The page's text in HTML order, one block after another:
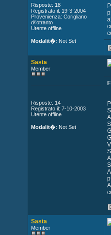
Risposte: 18
Registrato il: 19-3-2004
Provenienza: Corigliano
d\'otranto
Utente offline
Modalit�: Not Set
Sasta
Member
Risposte: 14
Registrato il: 7-10-2003
Utente offline
Modalit�: Not Set
Sasta
Member